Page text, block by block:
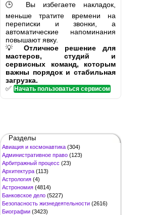
🕒 Вы избегаете накладок,
меньше тратите времени на
переписки и звонки, а
автоматические напоминания
повышают явку.
💡 Отличное решение для
мастеров, студий и
сервисных команд, которым
важны порядок и стабильная
загрузка.
✅ Начать пользоваться сервисом
Разделы
Авиация и космонавтика (304)
Административное право (123)
Арбитражный процесс (23)
Архитектура (113)
Астрология (4)
Астрономия (4814)
Банковское дело (5227)
Безопасность жизнедеятельности (2616)
Биографии (3423)